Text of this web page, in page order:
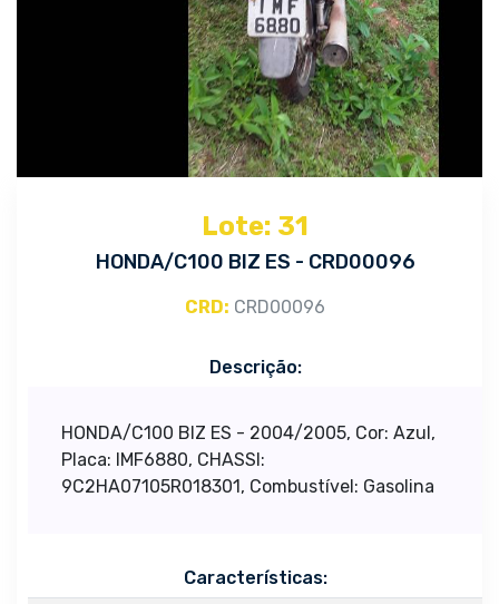
Lote: 31
HONDA/C100 BIZ ES - CRD00096
CRD: CRD00096
Descrição:
HONDA/C100 BIZ ES - 2004/2005, Cor: Azul,
Placa: IMF6880, CHASSI:
9C2HA07105R018301, Combustível: Gasolina
Características: